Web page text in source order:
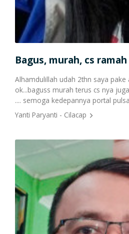
cs ramah selalu amana
saya pake aplikasi ini,sangat
cs nya juga ramah selalu amanah
portal pulsa maki ...